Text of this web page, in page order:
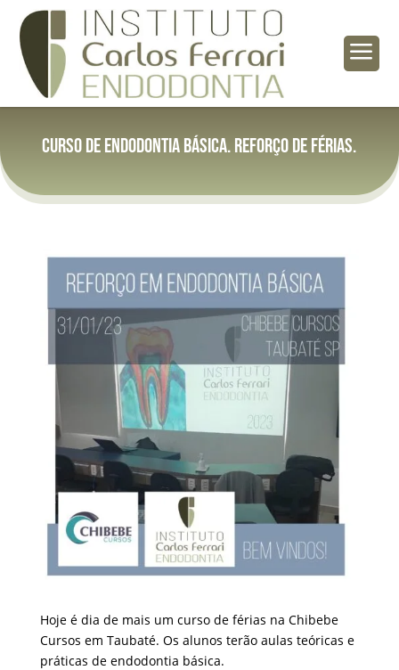
a
Curso de endodontia básica. Reforço de férias.
Hoje é dia de mais um curso de férias na Chibebe
Cursos em Taubaté. Os alunos terão aulas teóricas e
práticas de endodontia básica.